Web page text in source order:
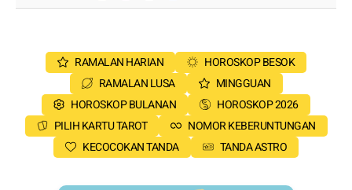
RAMALAN HARIAN
HOROSKOP BESOK
RAMALAN LUSA
MINGGUAN
HOROSKOP BULANAN
HOROSKOP 2026
PILIH KARTU TAROT
NOMOR KEBERUNTUNGAN
KECOCOKAN TANDA
TANDA ASTRO